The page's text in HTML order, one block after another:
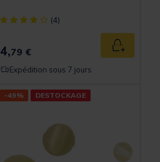
panier
[object Object] out of 5 Customer Rating
(4)
4,79 € Ajouter
Expédition sous 7 jours
-49% DESTOCKAGE